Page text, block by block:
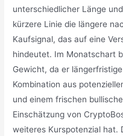
unterschiedlicher Länge
kürzere Linie die längere
Kaufsignal, das auf eine
hindeutet. Im Monatschart
Gewicht, da er
Kombination aus
und einem frischen
Einschätzung von
weiteres Kurspotenzial hat.